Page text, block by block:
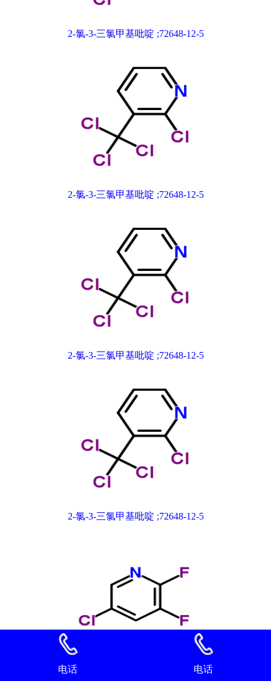
2-氯-3-三氯甲基吡啶 ;72648-12-5
2-氯-3-三氯甲基吡啶 ;72648-12-5
2-氯-3-三氯甲基吡啶 ;72648-12-5
2-氯-3-三氯甲基吡啶 ;72648-12-5
2,3-二氟-5-氯吡啶 89402-43-7
电话 电话